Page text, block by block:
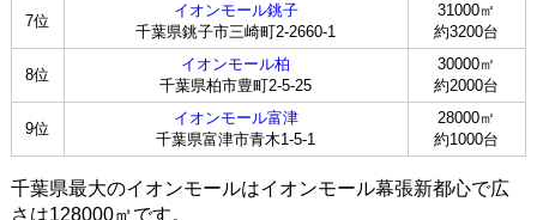
7位
イオンモール銚子
千葉県銚子市三崎町2-2660-1
31000㎡
約3200台
8位
イオンモール柏
千葉県柏市豊町2-5-25
30000㎡
約2000台
9位
イオンモール富津
千葉県富津市青木1-5-1
28000㎡
約1000台
千葉県最大のイオンモールはイオンモール幕張新都心で広
さは128000㎡です。